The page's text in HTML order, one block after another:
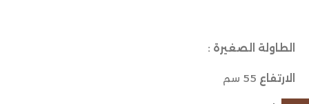
الطاولة الصغيرة :
الارتفاع